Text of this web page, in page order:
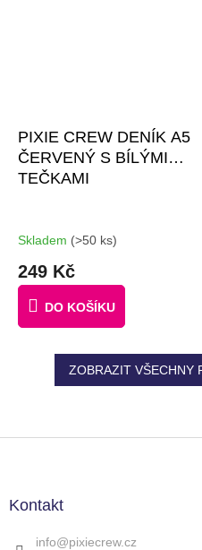
PIXIE CREW DENÍK A5
ČERVENÝ S BÍLÝMI
TEČKAMI
Skladem (>50 ks)
249 Kč
DO KOŠÍKU
ZOBRAZIT VŠECHNY
Kontakt
info@pixiecrew.cz